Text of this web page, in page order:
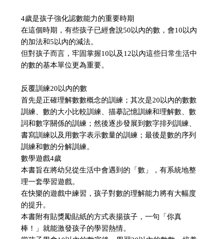
4歲是孩子強化認數能力的重要時期
在這個時期，有些孩子已經會說50以內的數，會10以內
的加法和5以內的減法。
但對孩子而言，牢固掌握10以及12以內這些日常生活中
的數的基本單位更為重要。
反覆訓練20以內的數
首先是正確理解數數概念的訓練；其次是20以內的數數
訓練、數的大小比較訓練、描摹記憶訓練和理解數、數
詞和數字關係的訓練；然後逐步發展到數字排列訓練、
書寫訓練以及用數字表示數量的訓練；最後是數的序列
訓練和數的分解訓練。
數學遊戲4歲
本書旨在將幼兒從生活中會遇到的「數」，有系統地整
理一套學習遊戲。
在快樂的遊戲中練習，孩子對數的理解能力將有大幅度
的提升。
本書附有貼獎勵貼紙的方式表揚孩子，一句「你真
棒！」就能激發孩子的學習熱情。